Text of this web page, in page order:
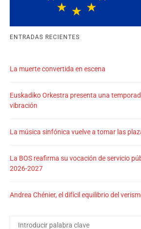
ENTRADAS RECIENTES
La muerte convertida en escena
Euskadiko Orkestra presenta una
vibración
La música sinfónica vuelve a tomar las
La BOS reafirma su vocación de servicio
2026-2027
Andrea Chénier, el difícil equilibrio del
POR: